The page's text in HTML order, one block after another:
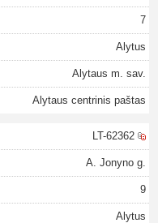
7
Alytus
Alytaus m. sav.
Alytaus centrinis paštas
LT-62362
A. Jonyno g.
9
Alytus